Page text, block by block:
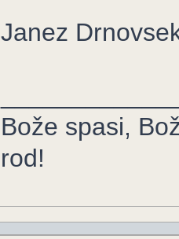
Janez
Bože spasi,
rod!